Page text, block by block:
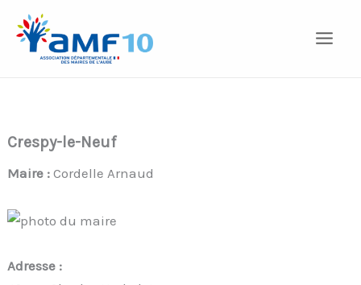
contenu
Crespy-le-Neuf
Maire :Cordelle Arnaud
Adresse :